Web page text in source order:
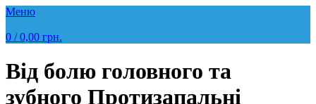
Меню
0 / 0,00 грн.
Від болю головного та
зубного Протизапальні